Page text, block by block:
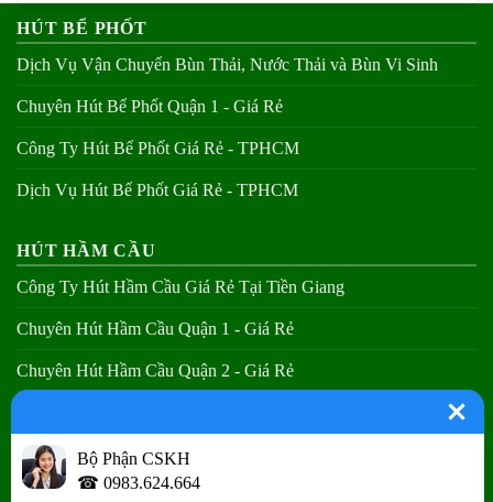
HÚT BỂ PHỐT
Dịch Vụ Vận Chuyển Bùn Thải, Nước Thải và Bùn Vi Sinh
Chuyên Hút Bể Phốt Quận 1 - Giá Rẻ
Công Ty Hút Bể Phốt Giá Rẻ - TPHCM
Dịch Vụ Hút Bể Phốt Giá Rẻ - TPHCM
HÚT HẦM CẦU
Công Ty Hút Hầm Cầu Giá Rẻ Tại Tiền Giang
Chuyên Hút Hầm Cầu Quận 1 - Giá Rẻ
Chuyên Hút Hầm Cầu Quận 2 - Giá Rẻ
THÔNG CẦU NGHẸT
Bộ Phận CSKH
☎ 0983.624.664